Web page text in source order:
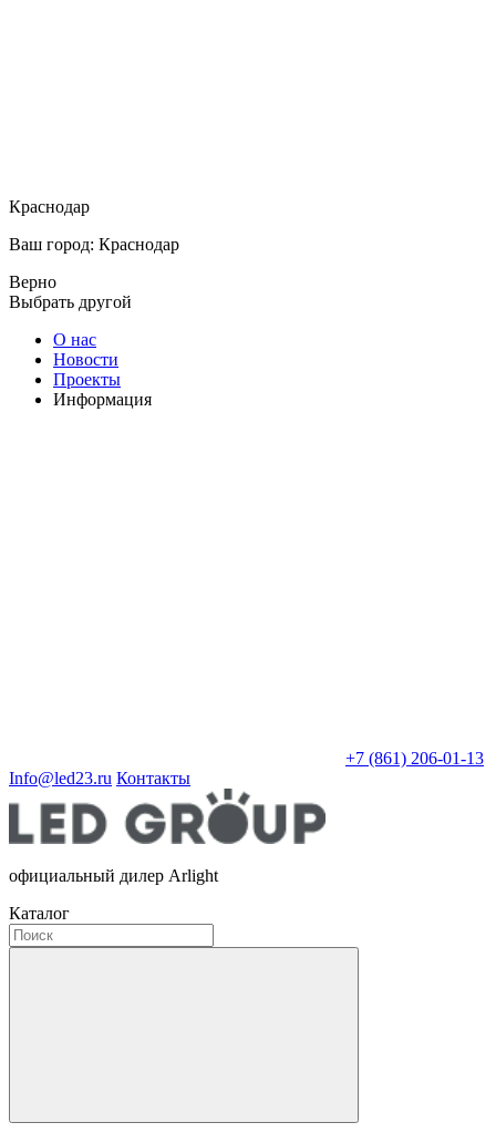
Краснодар
Ваш город: Краснодар
Верно
Выбрать другой
О нас
Новости
Проекты
Информация
+7 (861) 206-01-13
Info@led23.ru Контакты
официальный дилер Arlight
Каталог